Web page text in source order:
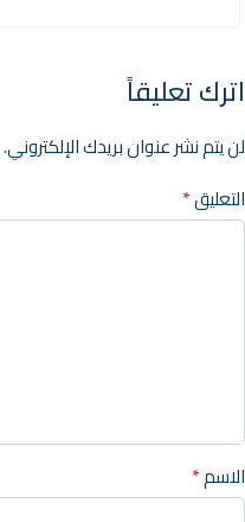
اترك تعليقاً
لن يتم نشر عنوان بريدك الإلكتروني.
التعليق*
الاسم*